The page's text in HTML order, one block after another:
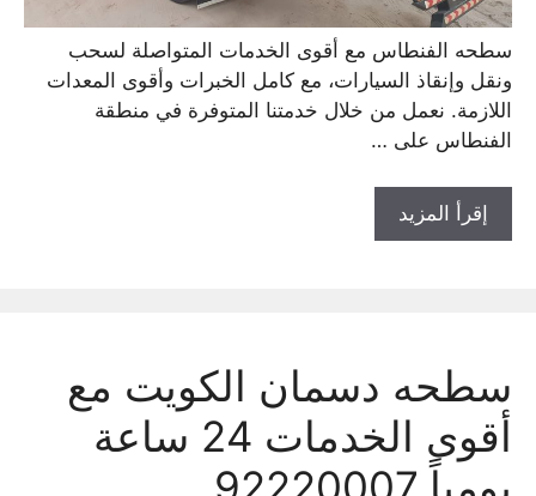
سطحه الفنطاس مع أقوى الخدمات المتواصلة لسحب
ونقل وإنقاذ السيارات، مع كامل الخبرات وأقوى المعدات
اللازمة. نعمل من خلال خدمتنا المتوفرة في منطقة
الفنطاس على …
إقرأ المزيد
سطحه دسمان الكويت مع
أقوى الخدمات 24 ساعة